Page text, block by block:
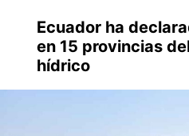
Ecuador ha
en 15 provincias
hídrico